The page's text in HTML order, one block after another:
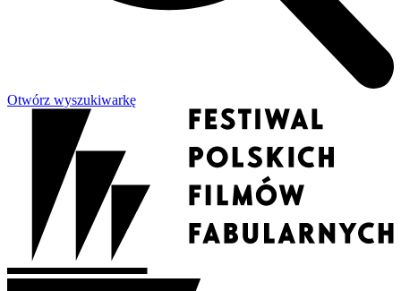
Otwórz wyszukiwarkę